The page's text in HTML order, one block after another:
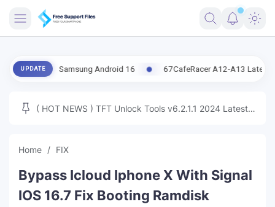
ENG FIRMWARE
MICLOUD
NEXT
UPDATE
Samsung Android 16 67CafeRacer A12-A13 Latest Update Fix
( HOT NEWS ) TFT Unlock Tools v6.2.1.1 2024 Latest
Home FIX
Bypass Icloud Iphone X With Signal
IOS 16.7 Fix Booting Ramdisk